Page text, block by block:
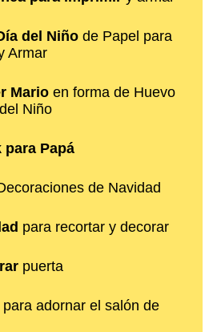
del Niño de Papel para
Armar
Mario en forma de Huevo
Niño
para Papá
de Navidad
para recortar y decorar
puerta
para adornar el salón de